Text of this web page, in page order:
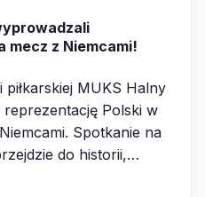
mecz z Niemcami!
piłkarskiej MUKS Halny
Polski w
Spotkanie na
do historii,…